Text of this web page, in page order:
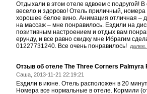
Отдыхали в этом отеле вдвоем с подругой!
весело и здорово! Отель приличный, номера
хорошее белое вино. Анимация отличная –
на массаж – мне понравилось. Ездили на
позитивным настроением и отдых вам
ерунду, и все равно скидку мне Ибрагим
01227731240. Все очень понравилось! далее...
Отзыв об отеле The Three Corners Palmyra
Саша, 2013-11-21 22:19:21
Ездили в июне. Отель расположен в 20
Номера все нормальные в отеле. Кормили